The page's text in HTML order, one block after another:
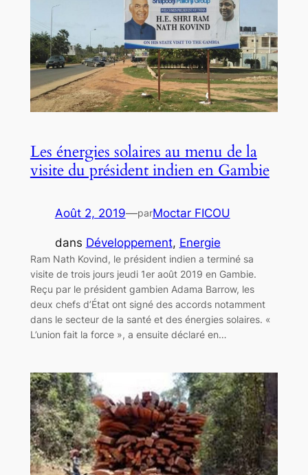
Les énergies solaires au menu de la
visite du président indien en Gambie
Août 2, 2019—parMoctar FICOU
dans Développement, Energie
Ram Nath Kovind, le président indien a terminé sa
visite de trois jours jeudi 1er août 2019 en Gambie.
Reçu par le président gambien Adama Barrow, les
deux chefs d’État ont signé des accords notamment
dans le secteur de la santé et des énergies solaires. «
L’union fait la force », a ensuite déclaré en…